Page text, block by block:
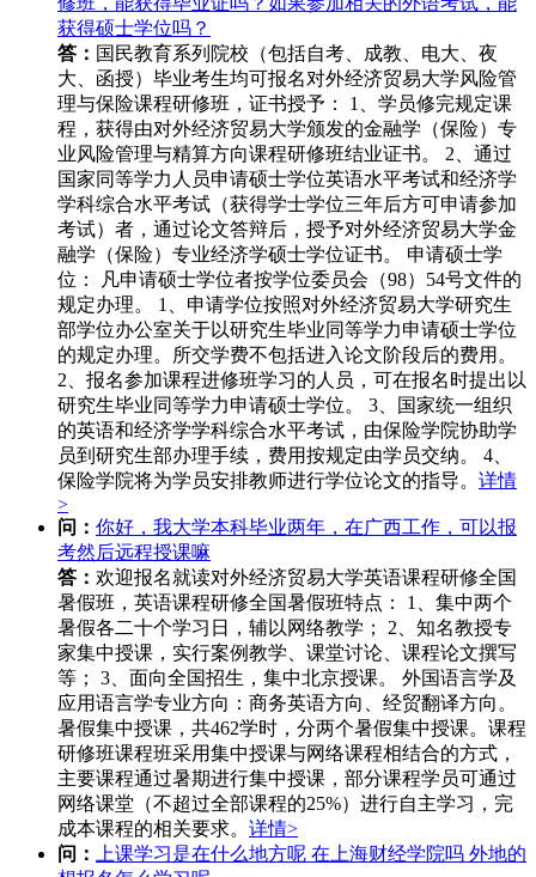
获得硕士学位吗？
答： 国民教育系列院校（包括自考、成教、电大、夜
大、函授）毕业考生均可报名对外经济贸易大学风险管
理与保险课程研修班，证书授予： 1、学员修完规定课
程，获得由对外经济贸易大学颁发的金融学（保险）专
业风险管理与精算方向课程研修班结业证书。 2、通过
国家同等学力人员申请硕士学位英语水平考试和经济学
学科综合水平考试（获得学士学位三年后方可申请参加
考试）者，通过论文答辩后，授予对外经济贸易大学金
融学（保险）专业经济学硕士学位证书。 申请硕士学
位： 凡申请硕士学位者按学位委员会（98）54号文件的
规定办理。 1、申请学位按照对外经济贸易大学研究生
部学位办公室关于以研究生毕业同等学力申请硕士学位
的规定办理。所交学费不包括进入论文阶段后的费用。
2、报名参加课程进修班学习的人员，可在报名时提出以
研究生毕业同等学力申请硕士学位。 3、国家统一组织
的英语和经济学学科综合水平考试，由保险学院协助学
员到研究生部办理手续，费用按规定由学员交纳。 4、
保险学院将为学员安排教师进行学位论文的指导。 详情
>
问： 你好，我大学本科毕业两年，在广西工作，可以报
考然后远程授课嘛
答： 欢迎报名就读对外经济贸易大学英语课程研修全国
暑假班，英语课程研修全国暑假班特点： 1、集中两个
暑假各二十个学习日，辅以网络教学； 2、知名教授专
家集中授课，实行案例教学、课堂讨论、课程论文撰写
等； 3、面向全国招生，集中北京授课。 外国语言学及
应用语言学专业方向：商务英语方向、经贸翻译方向。
暑假集中授课，共462学时，分两个暑假集中授课。课程
研修班课程班采用集中授课与网络课程相结合的方式，
主要课程通过暑期进行集中授课，部分课程学员可通过
网络课堂（不超过全部课程的25%）进行自主学习，完
成本课程的相关要求。 详情>
问：
上课学习是在什么地方呢 在上海财经学院吗 外地的